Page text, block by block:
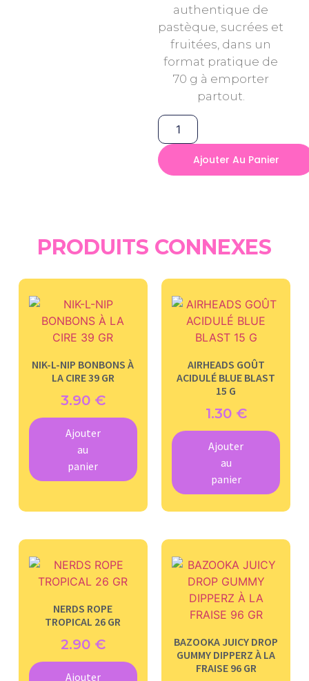
authentique de
pastèque, sucrées et
fruitées, dans un
format pratique de
70 g à emporter
partout.
Ajouter Au Panier
PRODUITS CONNEXES
NIK-L-NIP BONBONS À
LA CIRE 39 GR
3.90 €
Ajouter
au
panier
AIRHEADS GOÛT
ACIDULÉ BLUE BLAST
15 G
1.30 €
Ajouter
au
panier
NERDS ROPE
TROPICAL 26 GR
2.90 €
Ajouter
BAZOOKA JUICY DROP
GUMMY DIPPERZ À LA
FRAISE 96 GR